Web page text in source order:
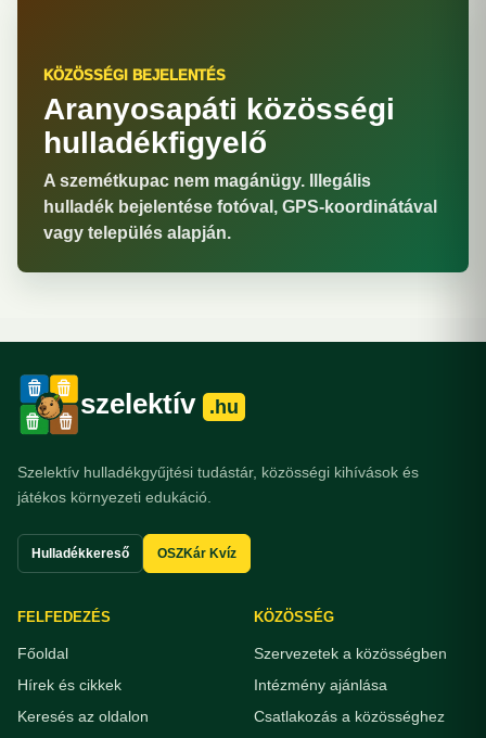
KÖZÖSSÉGI BEJELENTÉS
Aranyosapáti közösségi
hulladékfigyelő
A szemétkupac nem magánügy. Illegális
hulladék bejelentése fotóval, GPS-koordinátával
vagy település alapján.
szelektív .hu
Szelektív hulladékgyűjtési tudástár, közösségi kihívások és
játékos környezeti edukáció.
Hulladékkereső OSZKár Kvíz
FELFEDEZÉS
Főoldal
Hírek és cikkek
Keresés az oldalon
KÖZÖSSÉG
Szervezetek a közösségben
Intézmény ajánlása
Csatlakozás a közösséghez